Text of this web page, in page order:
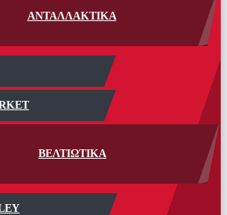
ΑΝΤΑΛΛΑΚΤΙΚΑ
ΒΕΛΤΙΩΤΙΚΑ